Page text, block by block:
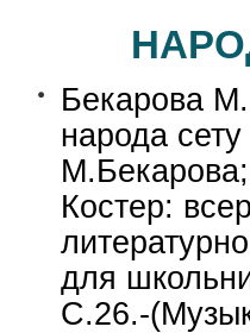
Бекарова
народа
Костер:
для
С.26.-